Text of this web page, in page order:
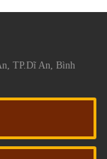
TP.Dĩ An, Bình